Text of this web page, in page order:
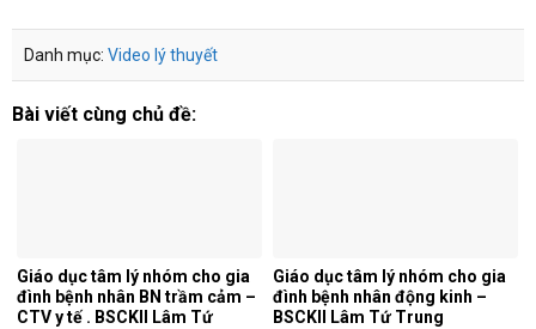
Danh mục: Video lý thuyết
Bài viết cùng chủ đề:
Giáo dục tâm lý nhóm cho gia
đình bệnh nhân BN trầm cảm –
CTV y tế . BSCKII Lâm Tứ
Giáo dục tâm lý nhóm cho gia
đình bệnh nhân động kinh –
BSCKII Lâm Tứ Trung